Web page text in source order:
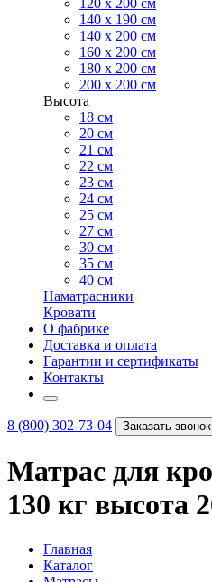
120 х 200 см
140 х 190 см
140 х 200 см
160 х 200 см
180 х 200 см
200 х 200 см
Высота
18 см
20 см
21 см
22 см
23 см
24 см
25 см
27 см
30 см
35 см
40 см
Наматрасники
Кровати
О фабрике
Доставка и оплата
Гарантии и сертификаты
Контакты
8 (800) 302-73-04 Заказать звонок
Матрас для
130 кг высота
Главная
Каталог